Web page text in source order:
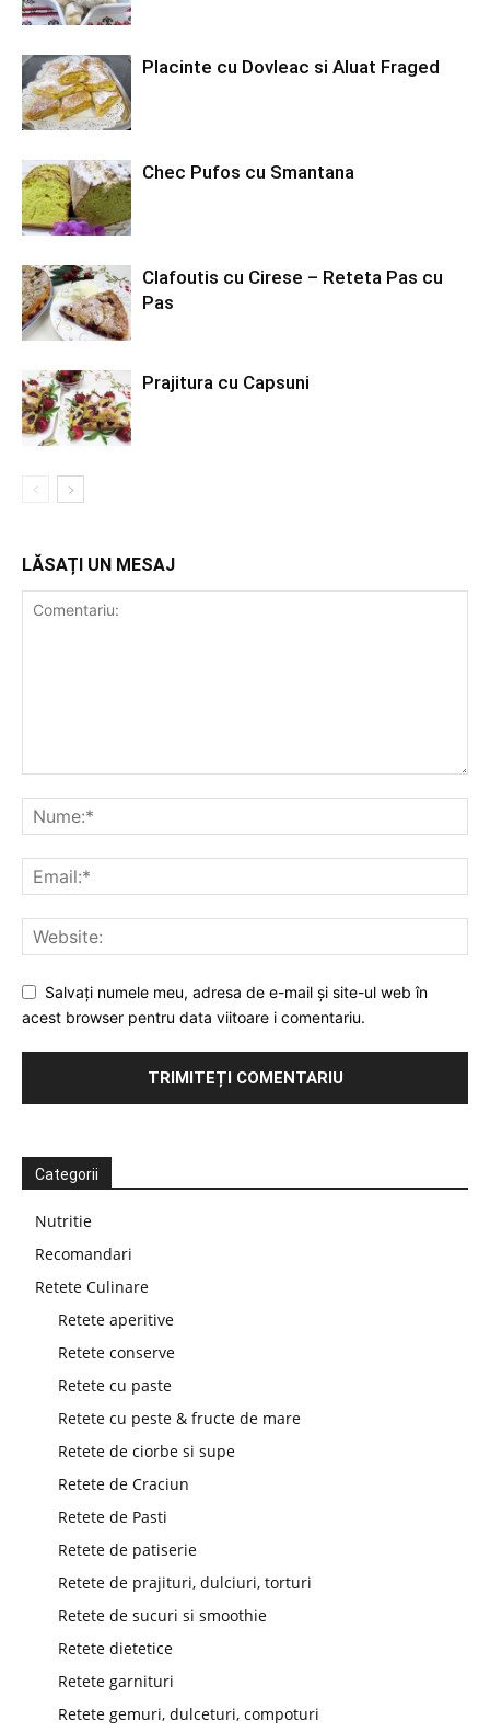
Placinte cu Dovleac si Aluat Fraged
Chec Pufos cu Smantana
Clafoutis cu Cirese – Reteta Pas cu
Pas
Prajitura cu Capsuni
LĂSAȚI UN MESAJ
Salvați numele meu, adresa de e-mail și site-ul web în
acest browser pentru data viitoare i comentariu.
Categorii
Nutritie
Recomandari
Retete Culinare
Retete aperitive
Retete conserve
Retete cu paste
Retete cu peste & fructe de mare
Retete de ciorbe si supe
Retete de Craciun
Retete de Pasti
Retete de patiserie
Retete de prajituri, dulciuri, torturi
Retete de sucuri si smoothie
Retete dietetice
Retete garnituri
Retete gemuri, dulceturi, compoturi